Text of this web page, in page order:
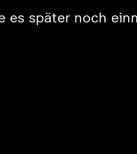
es später noch